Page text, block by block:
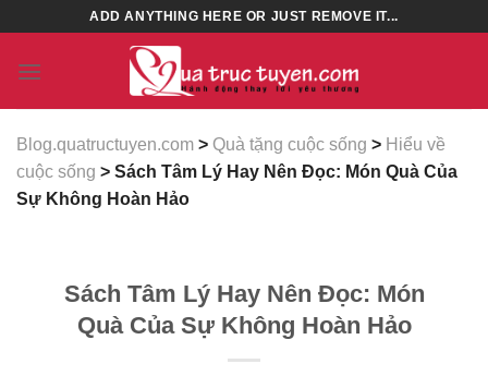
content
ADD ANYTHING HERE OR JUST REMOVE IT...
Blog.quatructuyen.com > Quà tặng cuộc sống > Hiểu về
cuộc sống > Sách Tâm Lý Hay Nên Đọc: Món Quà Của
Sự Không Hoàn Hảo
Sách Tâm Lý Hay Nên Đọc: Món
Quà Của Sự Không Hoàn Hảo